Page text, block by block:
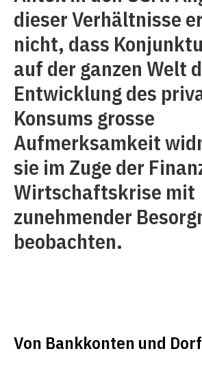
dieser Verhältnisse
nicht, dass
auf der ganzen Welt
Entwicklung des
Konsums grosse
Aufmerksamkeit
sie im Zuge der
Wirtschaftskrise mit
zunehmender
beobachten.
Von Bankkonten und